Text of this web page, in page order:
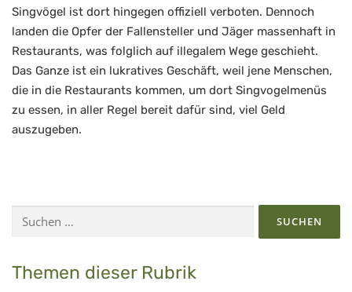
Singvögel ist dort hingegen offiziell verboten. Dennoch
landen die Opfer der Fallensteller und Jäger massenhaft in
Restaurants, was folglich auf illegalem Wege geschieht.
Das Ganze ist ein lukratives Geschäft, weil jene Menschen,
die in die Restaurants kommen, um dort Singvogelmenüs
zu essen, in aller Regel bereit dafür sind, viel Geld
auszugeben.
nach:
Themen dieser Rubrik